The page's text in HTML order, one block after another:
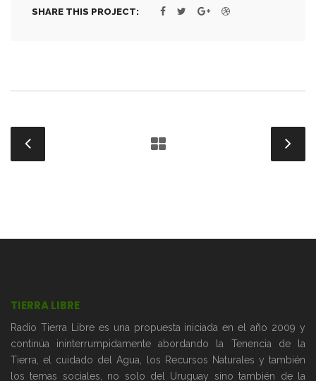
SHARE THIS PROJECT:
TIERRA LIBRE
Radio Tierra Libre es una propuesta iniciada en el año 2009 y
continúa ininterrumpidamente abordando la Tenencia de la
Tierra, el cuidado del Agua, los Recursos Naturales y también
los temas sociales, no solo del Uruguay sino también de la